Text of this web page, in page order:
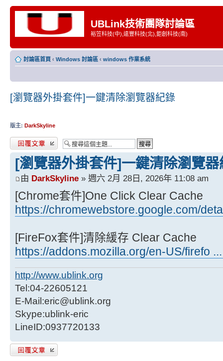
UBLink技術團隊討論區
裕笠科技(中),遠豐科技(北),鉅創科技(南)
討論區首頁 ‹ Windows 討論區 ‹ windows 作業系統
[瀏覽器外掛套件]一鍵清除瀏覽器紀錄
版主: DarkSkyline
發表回覆
[瀏覽器外掛套件]一鍵清除瀏覽器
由 DarkSkyline » 週六 2月 28日, 2026年 11:08 am
[Chrome套件]One Click Clear Cache
https://chromewebstore.google.com/
[FireFox套件]清除緩存 Clear Cache
https://addons.mozilla.org/en-US/firefo
http://www.ublink.org
Tel:04-22605121
E-Mail:eric@ublink.org
Skype:ublink-eric
LineID:0937720133
發表回覆